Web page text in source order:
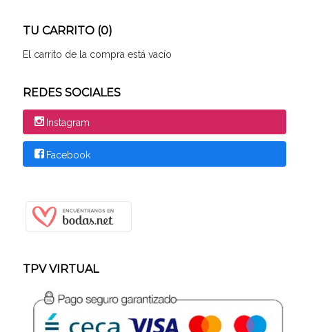
TU CARRITO (0)
El carrito de la compra está vacío
REDES SOCIALES
Instagram
Facebook
TPV VIRTUAL